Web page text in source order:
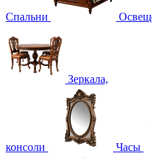
Спальни
Зеркала,
консоли Часы